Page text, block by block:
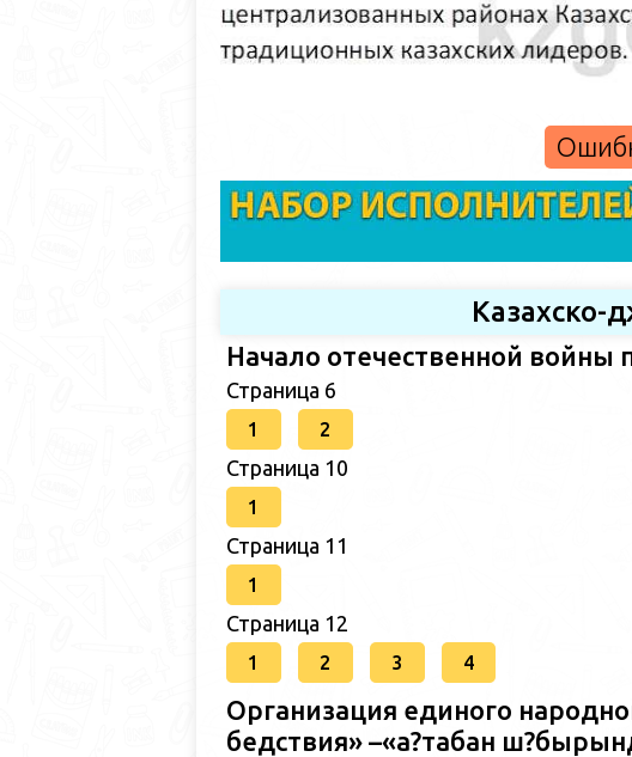
Казахско-
Начало отечественной войны
Страница 6
1 2
Страница 10
1
Страница 11
1
Страница 12
1 2 3 4
Организация единого
бедствия» –«а?табан